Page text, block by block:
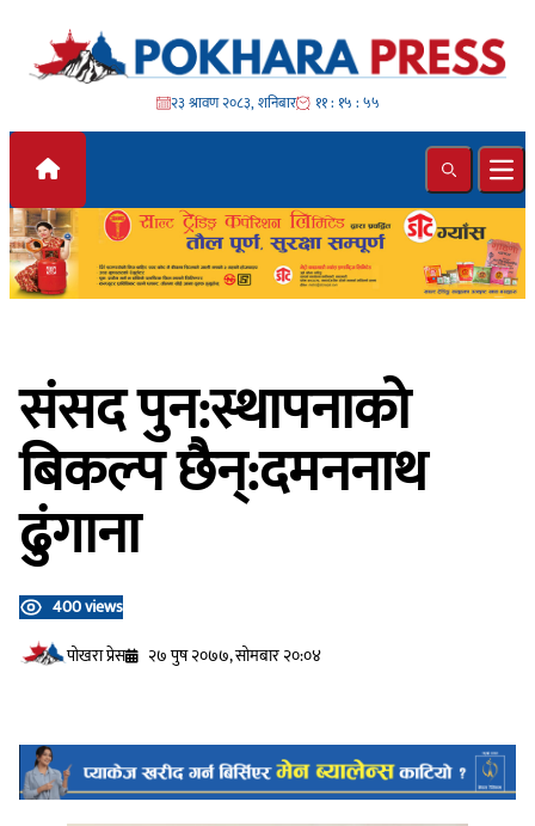
Skip to content
२३ श्रावण २०८३, शनिबार ११ : १५ : ५७
Search
संसद पुन:स्थापनाको
बिकल्प छैन्:दमननाथ
ढुंगाना
400 views
प‍ोखरा प्रेस
२७ पुष २०७७, सोमबार २०:०४